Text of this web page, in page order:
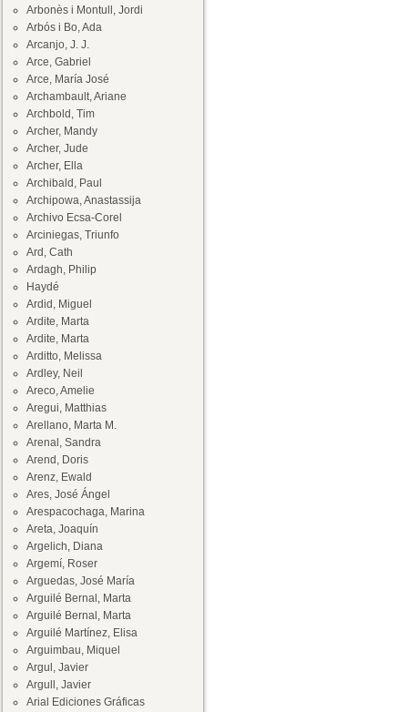
Arbonès i Montull, Jordi
Arbós i Bo, Ada
Arcanjo, J. J.
Arce, Gabriel
Arce, María José
Archambault, Ariane
Archbold, Tim
Archer, Mandy
Archer, Jude
Archer, Ella
Archibald, Paul
Archipowa, Anastassija
Archivo Ecsa-Corel
Arciniegas, Triunfo
Ard, Cath
Ardagh, Philip
Haydé
Ardid, Miguel
Ardite, Marta
Ardite, Marta
Arditto, Melissa
Ardley, Neil
Areco, Amelie
Aregui, Matthias
Arellano, Marta M.
Arenal, Sandra
Arend, Doris
Arenz, Ewald
Ares, José Ángel
Arespacochaga, Marina
Areta, Joaquín
Argelich, Diana
Argemí, Roser
Arguedas, José María
Arguilé Bernal, Marta
Arguilé Bernal, Marta
Arguilé Martínez, Elisa
Arguimbau, Miquel
Argul, Javier
Argull, Javier
Arial Ediciones Gráficas